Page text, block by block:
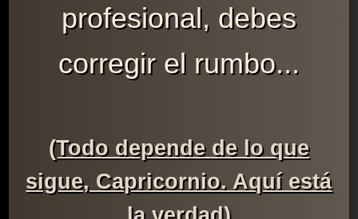
profesional, debes
corregir el rumbo...
(Todo depende de lo que
sigue, Capricornio. Aquí está